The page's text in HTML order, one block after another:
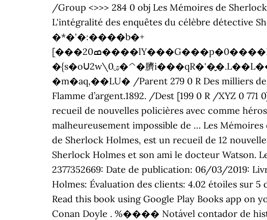
/Group <>>> 284 0 obj Les Mémoires de
L'intégralité des enquêtes du célèbre détective
�*�'�:����b�+
[���20ߘ����lY���G���p�0����F�Ju����Cip_�M[���]q1>�QF�P�0k�e�g���a'�}�c��0�c�魺
�{s�oՍ2w\ۺ0�^�臍i���qR�'�̬�.L��L������m�MY{�X)��&��ܶunʐ��S��ƹ�a��{d��n�u���p
�m�aq,��LU� /Parent 279 0 R Des milliers de
Flamme d’argent.1892. /Dest [199 0 R /XYZ 0
recueil de nouvelles policières avec comme
malheureusement impossible de … Les
de Sherlock Holmes, est un recueil de 12
Sherlock Holmes et son ami le docteur Watson.
2377352669: Date de publication: 06/03/2019:
Holmes: Évaluation des clients: 4.02 étoiles sur
Read this book using Google Play Books app on
Conan Doyle . %���� Notável contador de